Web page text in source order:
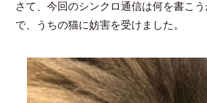
さて、今回のシンクロ通信は何を書こ
で、うちの猫に妨害を受けました。